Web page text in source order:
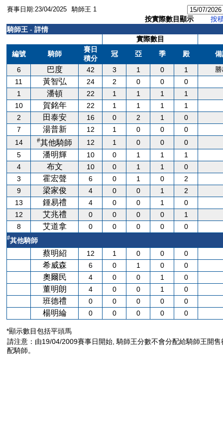
賽事日期:23/04/2025 騎師王 1
按實際數目顯示 按
騎師王 - 詳情
實際數目
編號
騎師
賽日
積分
冠 亞 季 殿
6 巴度 42 3 1 0 1
11
黃智弘 24 2 0 0
0
1
潘頓 22 1 1 1
1
10
賀銘年 22 1 1 1
1
2
田泰安 16 0 2 1
0
7
湯普新 12 1 0 0
0
14
#其他騎師 12 1 0 0
0
5
潘明輝 10 0 1 1
1
4
布文 10 0 1 1
0
3
霍宏聲 6 0 1 0
2
9
梁家俊 4 0 0 1
2
13
鍾易禮 4 0 0 1
0
12
艾兆禮 0 0 0 0
1
8
艾道拿 0 0 0 0 0
#其他騎師
蔡明紹 12 1 0 0 0
希威森 6 0 1 0 0
奧爾民 4 0 0 1 0
董明朗 4 0 0 1 0
班德禮 0 0 0 0 0
楊明綸 0 0 0 0 0
*顯示數目包括平頭馬
請注意：由19/04/2009賽事日開始, 騎師王分數不會分配給騎師王開售
配騎師。